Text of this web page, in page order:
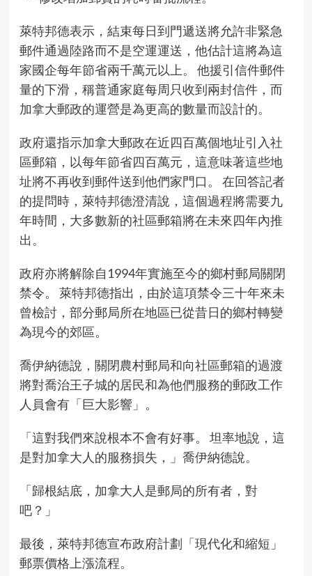
萊特邦德表示，結束每日到門遞送將允許非緊急
郵件通過陸路而不是空運運送，他估計這將為這
家國企每年節省兩千萬元以上。 他援引信件郵件
量的下滑，稱普通家庭每周只收到兩封信件，而
加拿大郵政的運營是為更高的數量而設計的。
政府還指示加拿大郵政在近四百萬個地址引入社
區郵箱，以每年節省四百萬元，這意味著這些地
址將不再收到郵件送到他們家門口。 在回答記者
的提問時，萊特邦德澄清說，這個過程將需要九
年時間，大多數新的社區郵箱將在未來四年內推
出。
政府亦將解除自1994年實施至今的鄉村郵局關閉
禁令。 萊特邦德指出，由於這項禁令三十年來未
曾檢討，部分郵局所在地區已從昔日的鄉村轉變
為現今的郊區。
喬伊納德說，關閉農村郵局和向社區郵箱的過渡
將對喬治王子城的居民和為他們服務的郵政工作
人員會有「巨大影響」。
「這對我們來說根本不會有好事。 坦率地說，這
是對加拿大人的服務損失，」喬伊納德說。
「歸根結底，加拿大人是郵局的所有者，對
吧？」
最後，萊特邦德宣布政府計劃「現代化和縮短」
郵票價格上漲流程。